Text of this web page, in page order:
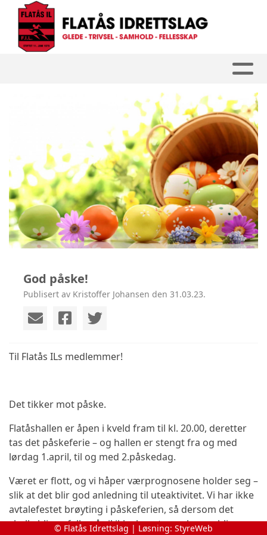
God påske!
Publisert av Kristoffer Johansen den 31.03.23.
Til Flatås ILs medlemmer!
Det tikker mot påske.
Flatåshallen er åpen i kveld fram til kl. 20.00, deretter
tas det påskeferie – og hallen er stengt fra og med
lørdag 1.april, til og med 2.påskedag.
Været er flott, og vi håper værprognosene holder seg –
slik at det blir god anledning til uteaktivitet. Vi har ikke
avtalefestet brøyting i påskeferien, så dersom det
skulle bli snøfall – så vil ikke kunstgressbanen bli
© Flatås Idrettslag | Løsning: StyreWeb